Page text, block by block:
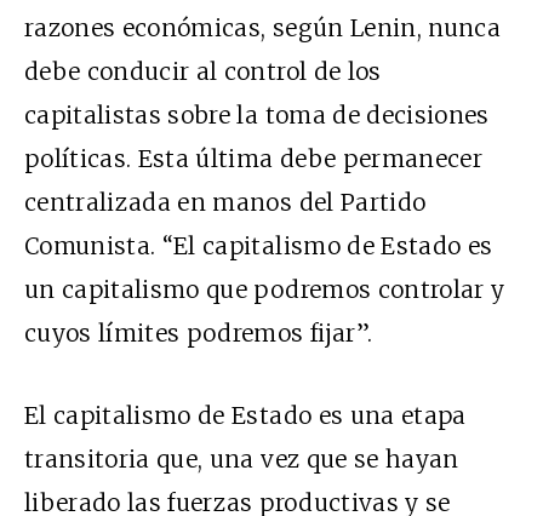
razones económicas, según Lenin, nunca
debe conducir al control de los
capitalistas sobre la toma de decisiones
políticas. Esta última debe permanecer
centralizada en manos del Partido
Comunista. “El capitalismo de Estado es
un capitalismo que podremos controlar y
cuyos límites podremos fijar”.
El capitalismo de Estado es una etapa
transitoria que, una vez que se hayan
liberado las fuerzas productivas y se